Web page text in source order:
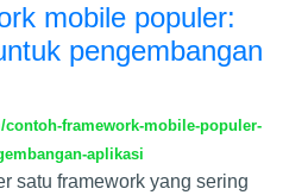
mobile populer:
pengembangan
framework-mobile-populer-
aplikasi
satu framework yang sering